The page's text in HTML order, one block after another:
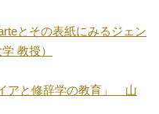
とその表紙にみるジェン
教授）
アと修辞学の教育」 山